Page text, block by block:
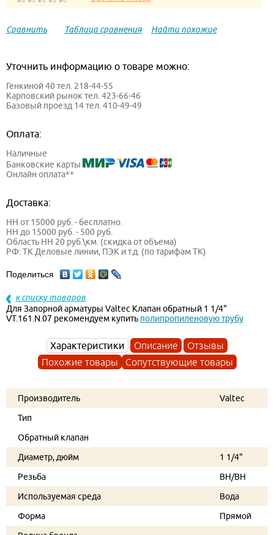
Сравнить Таблица сравнения Найти похожие
Уточнить информацию о товаре можно:
Генкиной 40 тел. 218-44-55
Карповский рынок тел. 423-66-46
Базовый проезд 14 тел. 410-49-49
Оплата:
Наличные
Банковские карты
Онлайн оплата**
Доставка:
НН от 15000 руб. - бесплатно.
НН до 15000 руб. - 500 руб.
Область НН 20 руб.\км. (скидка от объема)
РФ: ТК Деловые линии, ПЭК и т.д. (по тарифам ТК)
Поделиться
к списку товаров
Для Запорной арматуры Valtec Клапан обратный 1 1/4"
VT.161.N.07 рекомендуем купить полипропиленовую трубу
Характеристики Описание
Отзывы
Похожие товары
Сопутствующие товары
Производитель
Valtec
Тип
Обратный клапан
Диаметр, дюйм
1 1/4"
Резьба
ВН/ВН
Используемая среда
Вода
Форма
Прямой